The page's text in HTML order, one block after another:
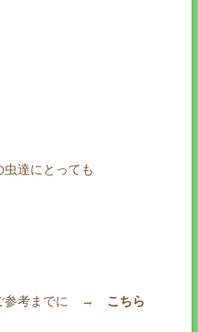
達にとっても
ご参考までに → こちら